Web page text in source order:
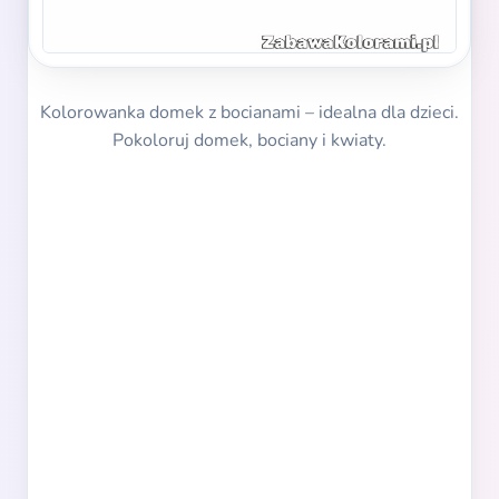
Kolorowanka domek z bocianami – idealna dla dzieci.
Pokoloruj domek, bociany i kwiaty.